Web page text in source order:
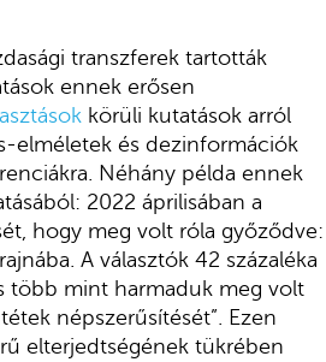
transzferek tartották
ennek erősen
körüli kutatások arról
elméletek és dezinformációk
Néhány példa ennek
2022 áprilisában a
hogy meg volt róla győződve:
A választók 42 százaléka
több mint harmaduk meg volt
népszerűsítését”. Ezen
elterjedtségének tükrében